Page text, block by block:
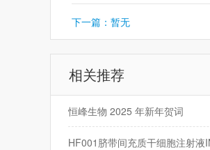
下一篇：暂无
相关推荐
恒峰生物 2025 年新年贺词